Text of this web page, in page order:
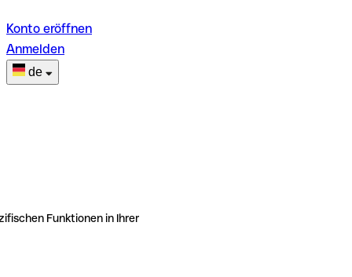
Konto eröffnen
Anmelden
de
Funktionen in Ihrer